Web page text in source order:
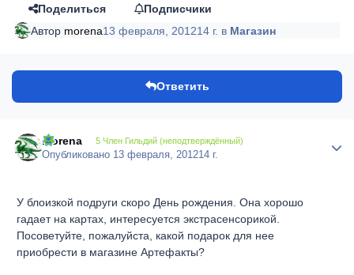
Поделиться
Подписчики
Автор morena13 февраля, 201214 г. в Магазин
Ответить
morena 5 Член Гильдий (неподтверждённый)
Опубликовано 13 февраля, 201214 г.
У блоизкой подруги скоро День рождения. Она хорошо
гадает на картах, интересуется экстрасенсорикой.
Посоветуйте, пожалуйста, какой подарок для нее
приобрести в магазине Артефакты?